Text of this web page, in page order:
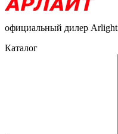
официальный дилер Arlight
Каталог